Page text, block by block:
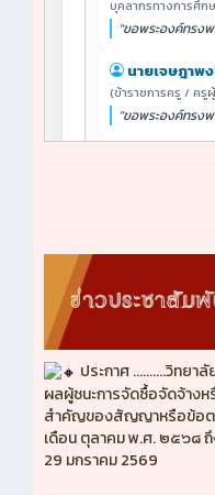
ประกาศ ..........วิทยา
ผลผู้ชนะการจัดซื้อจัดจ้างห
สำคัญของสัญญาหรือข้อต
เดือน ตุลาคม พ.ศ. ๒๕๖๘
29 มกราคม 2569